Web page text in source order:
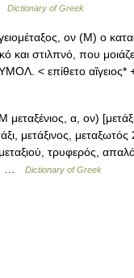
Dictionary of Greek
ον (Μ) ο
και στιλπνό, που
< επίθετο
α, ον)
μετάξινος,
τρυφερός,
…
Dictionary of Greek